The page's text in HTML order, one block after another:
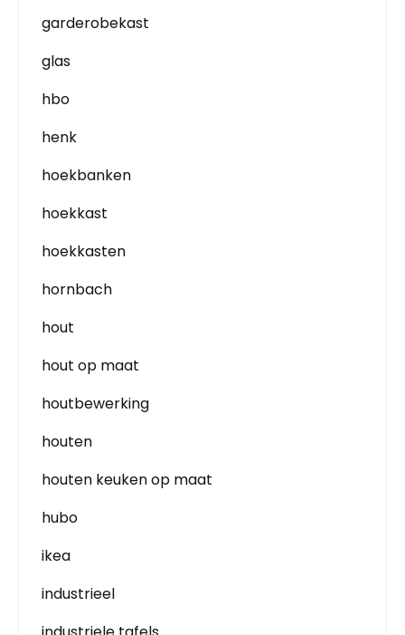
garderobekast
glas
hbo
henk
hoekbanken
hoekkast
hoekkasten
hornbach
hout
hout op maat
houtbewerking
houten
houten keuken op maat
hubo
ikea
industrieel